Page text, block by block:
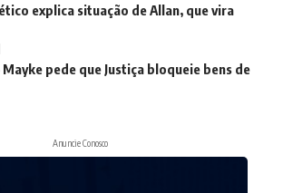
explica situação de Allan, que vira
Mayke pede que Justiça bloqueie bens de
Anuncie Conosco